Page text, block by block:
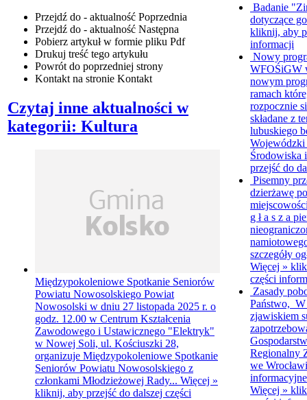
Przejdź do - aktualność Poprzednia
Przejdź do - aktualność Następna
Pobierz artykuł w formie pliku Pdf
Drukuj treść tego artykułu
Powrót do poprzedniej strony
Kontakt na stronie Kontakt
Czytaj inne aktualności w
kategorii: Kultura
Międzypokoleniowe Spotkanie Seniorów
Powiatu Nowosolskiego Powiat
Nowosolski w dniu 27 listopada 2025 r. o
godz. 12.00 w Centrum Kształcenia
Zawodowego i Ustawicznego "Elektryk"
w Nowej Soli, ul. Kościuszki 28,
organizuje Międzypokoleniowe Spotkanie
Seniorów Powiatu Nowosolskiego z
członkami Młodzieżowej Rady... Więcej »
kliknij, aby przejść do dalszej części
Badanie
dotyczące
kliknij, aby
informacji
Nowy
WFOŚiGW
nowym
ramach
rozpocznie
składane z
lubuskiego
Wojewódzki
Środowiska
przejść do
Pisemny
dzierżawę
g ł a s z a
szczegóły
Więcej »
części
Zasady
Państwo, W
zjawiskiem
Regionalny
we
Więcej »